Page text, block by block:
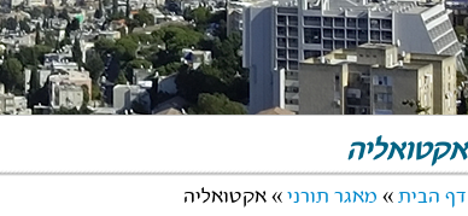
אקטואליה
דף הבית » מאגר תורני » אקטואליה